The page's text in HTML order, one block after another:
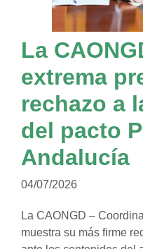
La
extrema
rechazo a
del pacto
Andalucía
04/07/2026
La CAONGD –
muestra su más firme